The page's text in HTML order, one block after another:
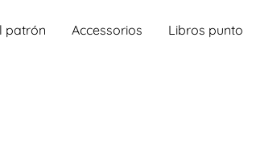
patrón Accessorios Libros punto